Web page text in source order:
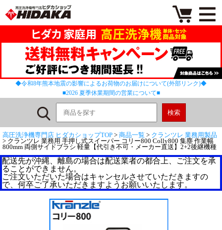
◆令和8年熊本地震の影響によるお荷物のお届けについて(外部リンク)◆
■2026 夏季休業期間の営業について■
高圧洗浄機専門店 ヒダカショップTOP > 商品一覧 > クランツレ 業務用製品
> クランツレ 業務用 手押し式スイーパー コリー800 Colly800 集塵 作業幅
800mm 両側サイドブラシ 軽量【代引き不可・メーカー直送】2+2後継機種
配送先が沖縄、離島の場合は配送業者の都合上、ご注文を承
ることができません。
ご注文いただいた場合はキャンセルさせていただきますの
で、何卒ご了承いただきますようお願いいたします。